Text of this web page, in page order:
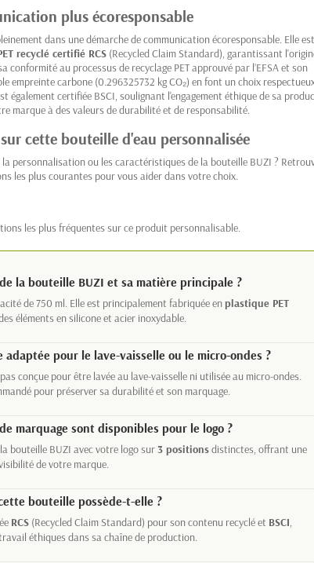
plus écoresponsable
dans une démarche de communication écoresponsable. Elle est
recyclé certifié RCS (Recycled Claim Standard), garantissant
conformité au processus de recyclage PET approuvé par l’EFSA et son
empreinte carbone (0.296325732 kg CO₂) en font un choix
également certifiée BSCI, soulignant l'engagement éthique de sa
marque à des valeurs de durabilité et de responsabilité.
cette bouteille d'eau personnalisée
personnalisation ou les caractéristiques de la bouteille BUZI ?
les plus courantes pour vous aider dans votre choix.
les plus fréquentes sur ce produit personnalisable.
la bouteille BUZI et sa matière principale ?
de 750 ml. Elle est principalement fabriquée enplastique PET
éléments en silicone et acier inoxydable.
pour le lave-vaisselle ou le micro-ondes ?
conçue pour être lavée au lave-vaisselle ni utilisée au micro-ondes.
pour préserver sa durabilité et son marquage.
marquage sont disponibles pour le logo ?
bouteille BUZI avec votre logo sur3 positionsdistinctes, offrant une
de votre marque.
bouteille possède-t-elle ?
RCS (Recycled Claim Standard) pour son contenu recyclé et BSCI,
éthiques dans sa chaîne de production.